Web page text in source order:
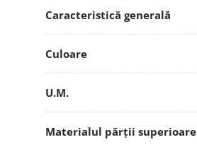
Caracteristică generală
Culoare
U.M.
Materialul părții superioare